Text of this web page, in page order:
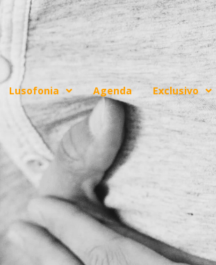
Lusofonia Agenda Exclusivo